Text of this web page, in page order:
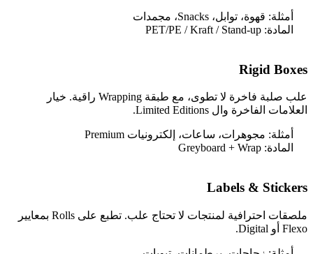
أمثلة: قهوة، توابل، Snacks، مجمدات
المادة: PET/PE / Kraft / Stand-up
Rigid Boxes
علب صلبة فاخرة لا تطوى، مع طبقة Wrapping راقية. خيار
العلامات الفاخرة وال Limited Editions.
أمثلة: مجوهرات، ساعات، إلكترونيات Premium
المادة: Greyboard + Wrap
Labels & Stickers
ملصقات احترافية لمنتجات لا تحتاج علب. تطبع على Rolls بمعايير
Flexo أو Digital.